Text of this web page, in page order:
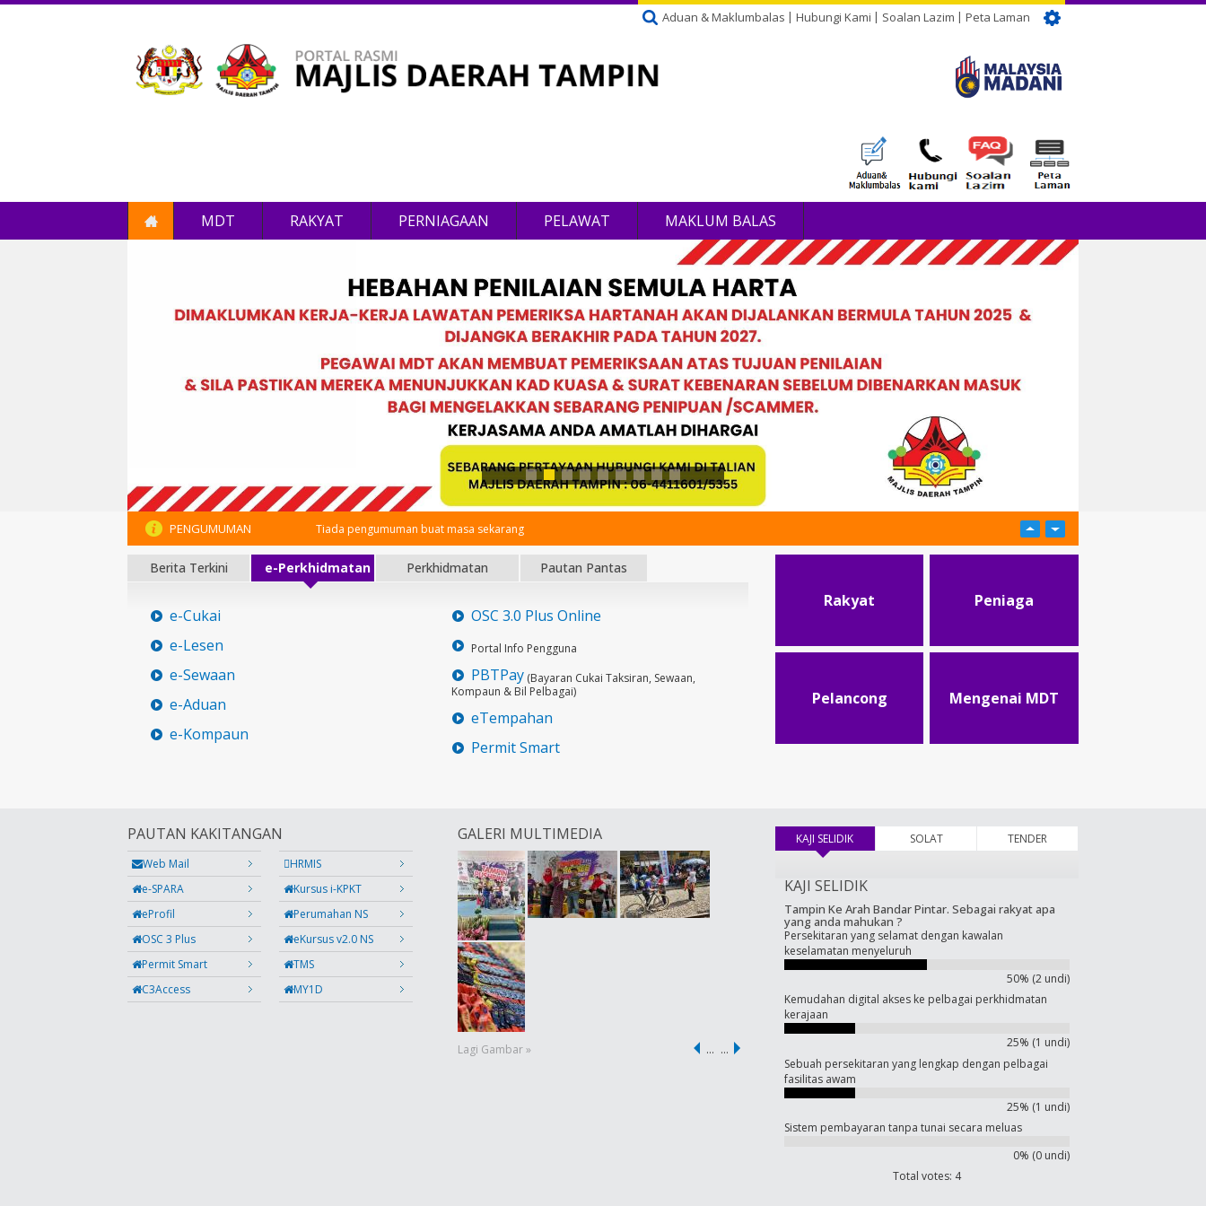
Aduan & Maklumbalas Hubungi Kami Soalan Lazim Peta Laman
MDT RAKYAT PERNIAGAAN PELAWAT MAKLUM BALAS
PENGUMUMAN Tiada pengumuman buat masa sekarang
Berita Terkini e-Perkhidmatan Perkhidmatan Pautan Pantas
e-Cukai
e-Lesen
e-Sewaan
e-Aduan
e-Kompaun
OSC 3.0 Plus Online
Portal Info Pengguna
PBTPay(Bayaran Cukai Taksiran, Sewaan,
Kompaun & Bil Pelbagai)
eTempahan
Permit Smart
Rakyat Peniaga
Pelancong Mengenai MDT
PAUTAN KAKITANGAN
Web Mail
HRMIS
e-SPARA
Kursus i-KPKT
eProfil
Perumahan NS
OSC 3 Plus
eKursus v2.0 NS
Permit Smart
TMS
C3Access
MY1D
GALERI MULTIMEDIA
Lagi Gambar » … …
KAJI SELIDIK SOLAT TENDER
KAJI SELIDIK
Tampin Ke Arah Bandar Pintar. Sebagai rakyat apa
yang anda mahukan ?
Persekitaran yang selamat dengan kawalan
keselamatan menyeluruh
50% (2 undi)
Kemudahan digital akses ke pelbagai perkhidmatan
kerajaan
25% (1 undi)
Sebuah persekitaran yang lengkap dengan pelbagai
fasilitas awam
25% (1 undi)
Sistem pembayaran tanpa tunai secara meluas
0% (0 undi)
Total votes: 4